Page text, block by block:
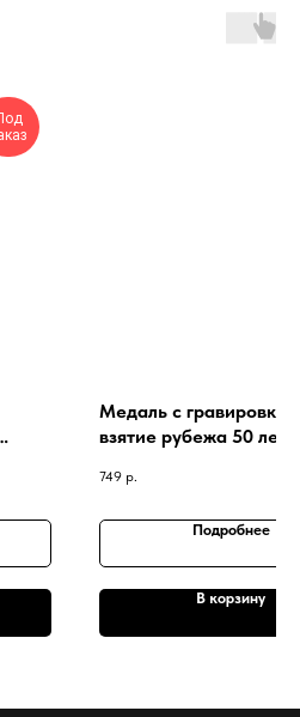
Медаль с
взятие рубежа 50 лет
749 р.
Подробнее
В корзину